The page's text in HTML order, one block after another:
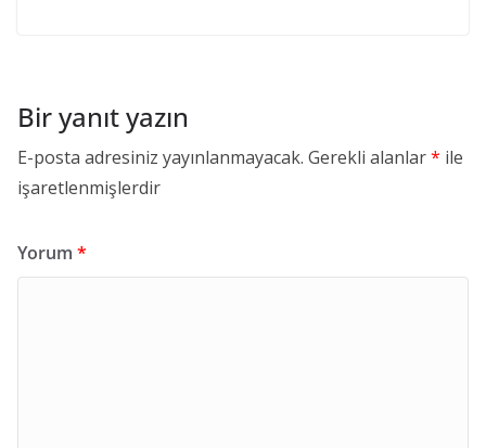
Bir yanıt yazın
E-posta adresiniz yayınlanmayacak. Gerekli alanlar* ile
işaretlenmişlerdir
Yorum *